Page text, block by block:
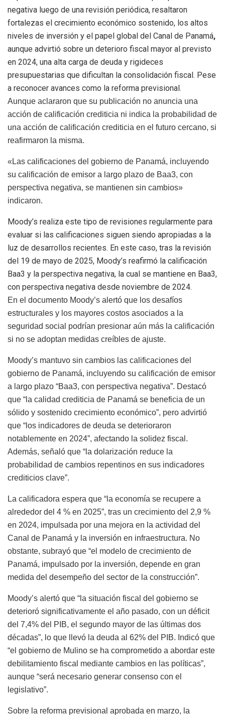
negativa luego de una revisión periódica, resaltaron
fortalezas el crecimiento económico sostenido, los altos
niveles de inversión y el papel global del Canal de Panamá,
aunque advirtió sobre un deterioro fiscal mayor al previsto
en 2024, una alta carga de deuda y rigideces
presupuestarias que dificultan la consolidación fiscal. Pese
a reconocer avances como la reforma previsional.
Aunque aclararon que su publicación no anuncia una
acción de calificación crediticia ni indica la probabilidad de
una acción de calificación crediticia en el futuro cercano, si
reafirmaron la misma.
«Las calificaciones del gobierno de Panamá, incluyendo
su calificación de emisor a largo plazo de Baa3, con
perspectiva negativa, se mantienen sin cambios»
indicaron.
Moody’s realiza este tipo de revisiones regularmente para
evaluar si las calificaciones siguen siendo apropiadas a la
luz de desarrollos recientes. En este caso, tras la revisión
del 19 de mayo de 2025, Moody’s reafirmó la calificación
Baa3 y la perspectiva negativa, la cual se mantiene en Baa3,
con perspectiva negativa desde noviembre de 2024.
En el documento Moody’s alertó que los desafíos
estructurales y los mayores costos asociados a la
seguridad social podrían presionar aún más la calificación
si no se adoptan medidas creíbles de ajuste.
Moody’s mantuvo sin cambios las calificaciones del
gobierno de Panamá, incluyendo su calificación de emisor
a largo plazo “Baa3, con perspectiva negativa”. Destacó
que “ la calidad crediticia de Panamá se beneficia de un
sólido y sostenido crecimiento económico”, pero advirtió
que “ los indicadores de deuda se deterioraron
notablemente en 2024”, afectando la solidez fiscal.
Además, señaló que “ la dolarización reduce la
probabilidad de cambios repentinos en sus indicadores
crediticios clave”.
La calificadora espera que “ la economía se recupere a
alrededor del 4 % en 2025”, tras un crecimiento del 2,9 %
en 2024, impulsada por una mejora en la actividad del
Canal de Panamá y la inversión en infraestructura. No
obstante, subrayó que “el modelo de crecimiento de
Panamá, impulsado por la inversión, depende en gran
medida del desempeño del sector de la construcción”.
Moody’s alertó que “ la situación fiscal del gobierno se
deterioró significativamente el año pasado, con un déficit
del 7,4% del PIB, el segundo mayor de las últimas dos
décadas”, lo que llevó la deuda al 62% del PIB. Indicó que
“el gobierno de Mulino se ha comprometido a abordar este
debilitamiento fiscal mediante cambios en las políticas”,
aunque “será necesario generar consenso con el
legislativo”.
Sobre la reforma previsional aprobada en marzo, la